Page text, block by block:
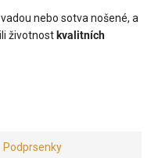
nebo sotva nošené, a
životnost kvalitních
Podprsenky